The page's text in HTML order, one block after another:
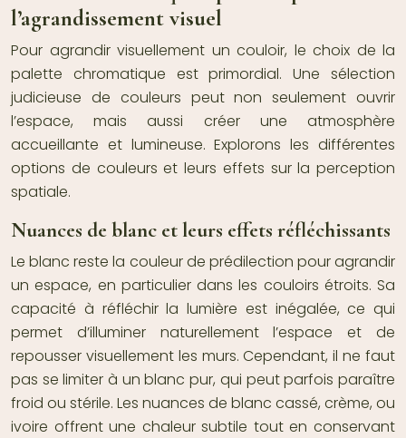
l’agrandissement visuel
Pour agrandir visuellement un couloir, le choix de la
palette chromatique est primordial. Une sélection
judicieuse de couleurs peut non seulement ouvrir
l’espace, mais aussi créer une atmosphère
accueillante et lumineuse. Explorons les différentes
options de couleurs et leurs effets sur la perception
spatiale.
Nuances de blanc et leurs effets réfléchissants
Le blanc reste la couleur de prédilection pour agrandir
un espace, en particulier dans les couloirs étroits. Sa
capacité à réfléchir la lumière est inégalée, ce qui
permet d’illuminer naturellement l’espace et de
repousser visuellement les murs. Cependant, il ne faut
pas se limiter à un blanc pur, qui peut parfois paraître
froid ou stérile. Les nuances de blanc cassé, crème, ou
ivoire offrent une chaleur subtile tout en conservant